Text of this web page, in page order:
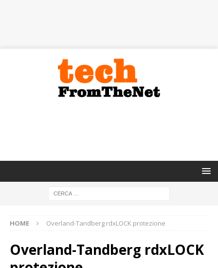
HOME Overland-Tandberg rdxLOCK protezione
Overland-Tandberg rdxLOCK